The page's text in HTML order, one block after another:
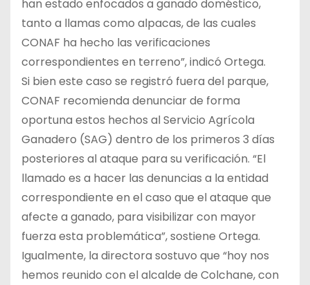
han estado enfocados a ganado doméstico,
tanto a llamas como alpacas, de las cuales
CONAF ha hecho las verificaciones
correspondientes en terreno”, indicó Ortega.
Si bien este caso se registró fuera del parque,
CONAF recomienda denunciar de forma
oportuna estos hechos al Servicio Agrícola
Ganadero (SAG) dentro de los primeros 3 días
posteriores al ataque para su verificación. “El
llamado es a hacer las denuncias a la entidad
correspondiente en el caso que el ataque que
afecte a ganado, para visibilizar con mayor
fuerza esta problemática”, sostiene Ortega.
Igualmente, la directora sostuvo que “hoy nos
hemos reunido con el alcalde de Colchane, con